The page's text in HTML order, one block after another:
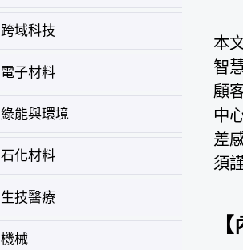
跨域科技
電子材料
綠能與環境
石化材料
生技醫療
機械
本
智
顧
中
差
須